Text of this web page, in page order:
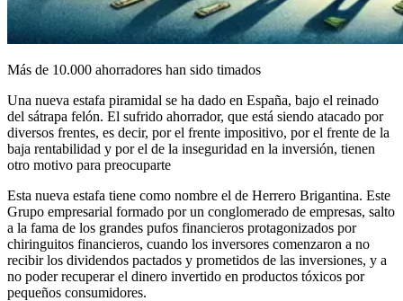
Más de 10.000 ahorradores han sido timados
Una nueva estafa piramidal se ha dado en España, bajo el reinado
del sátrapa felón. El sufrido ahorrador, que está siendo atacado por
diversos frentes, es decir, por el frente impositivo, por el frente de la
baja rentabilidad y por el de la inseguridad en la inversión, tienen
otro motivo para preocuparte
Esta nueva estafa tiene como nombre el de Herrero Brigantina. Este
Grupo empresarial formado por un conglomerado de empresas, salto
a la fama de los grandes pufos financieros protagonizados por
chiringuitos financieros, cuando los inversores comenzaron a no
recibir los dividendos pactados y prometidos de las inversiones, y a
no poder recuperar el dinero invertido en productos tóxicos por
pequeños consumidores.